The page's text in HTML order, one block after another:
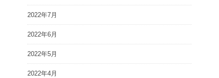
2022年7月
2022年6月
2022年5月
2022年4月